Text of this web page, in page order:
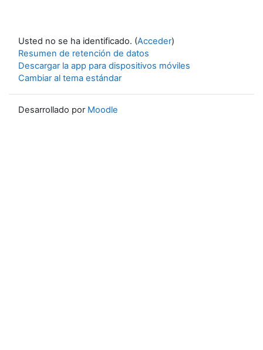
Usted no se ha identificado. (Acceder)
Resumen de retención de datos
Descargar la app para dispositivos móviles
Cambiar al tema estándar
Desarrollado por Moodle